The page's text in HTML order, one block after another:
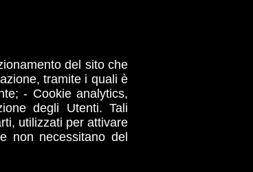
del sito che
tramite i quali è
- Cookie analytics,
degli Utenti. Tali
utilizzati per attivare
non necessitano del